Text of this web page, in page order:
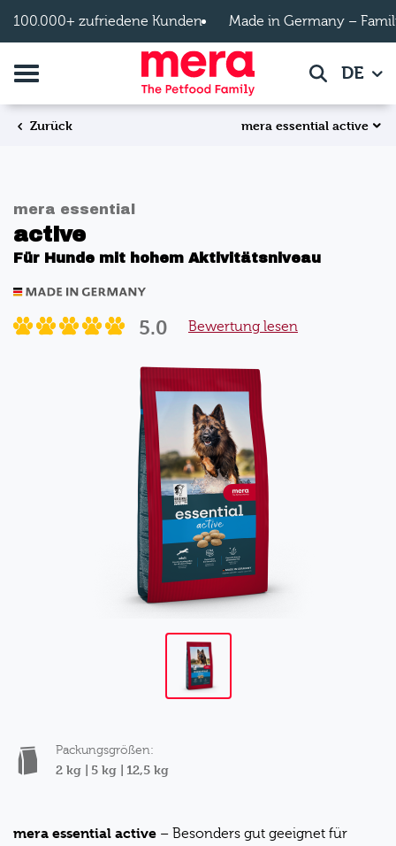
100.000+ zufriedene Kunden Made in Germany –
Navigation umschalten SucheDE
Zurück mera essential active
mera essential
active
Für Hunde mit hohem Aktivitätsniveau
5.0 Bewertung lesen
Packungsgrößen:
2 kg | 5 kg | 12,5 kg
mera essential active – Besonders gut geeignet für